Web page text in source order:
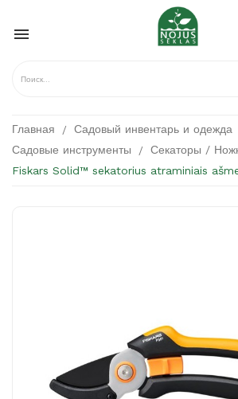

Главная Садовый инвентарь и одежда
Садовые инструменты
Секаторы /
Fiskars Solid™ sekatorius atraminiais